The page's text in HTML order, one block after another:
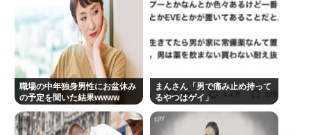
職場の中年独身男性にお盆休み
の予定を聞いた結果wwww
まんさん「男で痛み止め持って
るやつはゲイ」